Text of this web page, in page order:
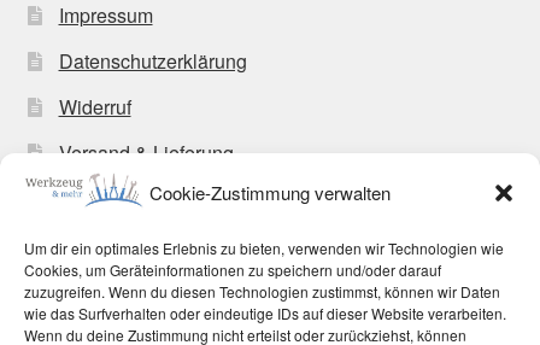
Cookie-Zustimmung verwalten
Um dir ein optimales Erlebnis zu bieten, verwenden wir Technologien wie
Cookies, um Geräteinformationen zu speichern und/oder darauf
zuzugreifen. Wenn du diesen Technologien zustimmst, können wir Daten
wie das Surfverhalten oder eindeutige IDs auf dieser Website verarbeiten.
Wenn du deine Zustimmung nicht erteilst oder zurückziehst, können
Impressum
Datenschutzerklärung
Widerruf
Versand & Lieferung
Zahlungsweisen
Allgemeine Geschäftsbedingungen
Cookie-Richtlinie (EU)